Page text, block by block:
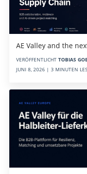
AE Valley and the
VERÖFFENTLICHT TOBIAS
JUNI 8, 2026 | 3 MINUTEN